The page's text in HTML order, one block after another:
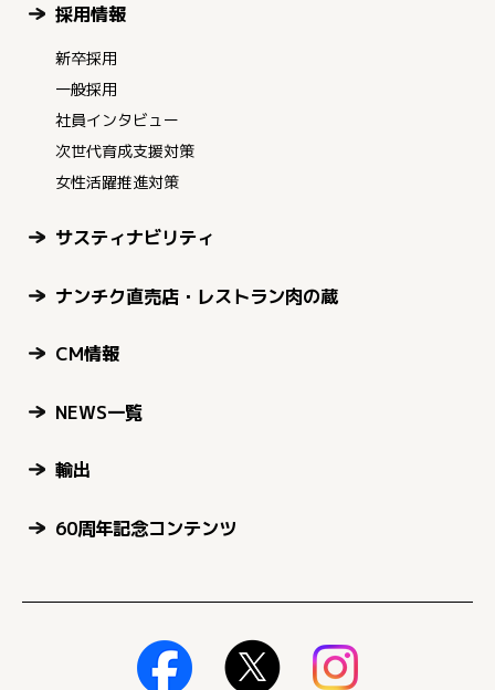
採用情報
新卒採用
一般採用
社員インタビュー
次世代育成支援対策
女性活躍推進対策
サスティナビリティ
ナンチク直売店・レストラン肉の蔵
CM情報
NEWS一覧
輸出
60周年記念コンテンツ